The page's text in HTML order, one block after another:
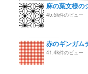
麻の葉文様の
45.5k件のビュー
赤のギンガム
41.4k件のビュー